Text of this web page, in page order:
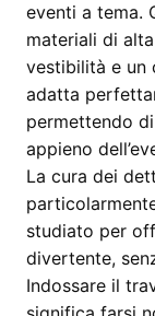
eventi a tema.
materiali di
vestibilità e un
adatta
permettendo
appieno
La cura dei
studiato per
divertente,
Indossare il